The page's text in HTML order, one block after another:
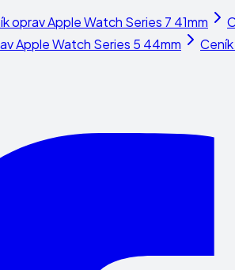
opravApple Watch Series 7 41mm
Apple Watch Series 5 44mm